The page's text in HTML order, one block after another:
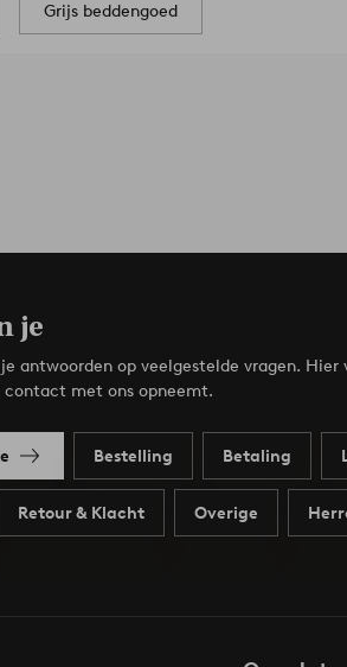
Grijs beddengoed
je
je antwoorden op veelgestelde vragen.
contact met ons opneemt.
Bestelling Betaling
Retour & Klacht Overige